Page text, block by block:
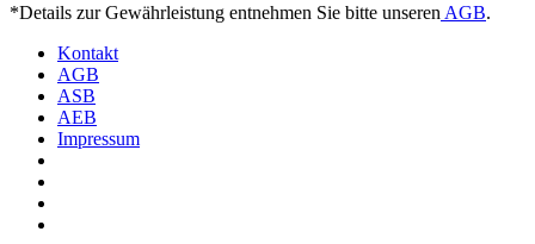
*Details zur Gewährleistung entnehmen Sie bitte unseren AGB.
Kontakt
AGB
ASB
AEB
Impressum